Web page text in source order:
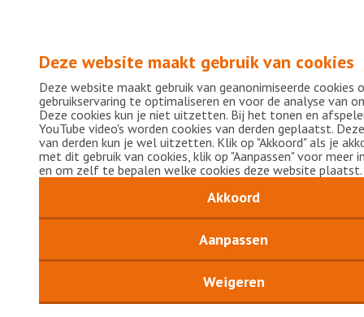
Deze website maakt gebruik van cookies
Deze website maakt gebruik van geanonimiseerde cookies
gebruikservaring te optimaliseren en voor de analyse van
Deze cookies kun je niet uitzetten. Bij het tonen en
YouTube video's worden cookies van derden geplaatst.
van derden kun je wel uitzetten. Klik op "Akkoord" als je
met dit gebruik van cookies, klik op "Aanpassen" voor meer
en om zelf te bepalen welke cookies deze website plaatst.
Akkoord
Aanpassen
Weigeren